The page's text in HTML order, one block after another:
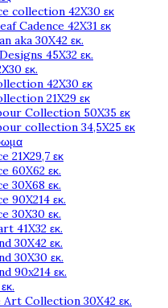
collection 42X30 εκ
Cadence 42X31 εκ
aka 30X42 εκ.
45X32 εκ.
εκ.
42X30 εκ
21X29 εκ
Collection 50X35 εκ
collection 34,5X25 εκ
21Χ29,7 εκ
60X62 εκ.
30X68 εκ.
90X214 εκ.
30X30 εκ.
41X32 εκ.
30X42 εκ.
30X30 εκ.
90x214 εκ.
Art Collection 30X42 εκ.